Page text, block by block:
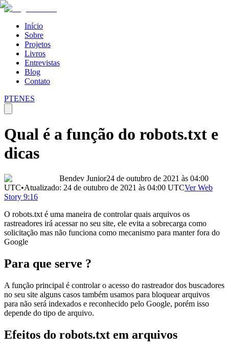
Início
Sobre
Projetos
Livros
Entrevistas
Blog
Contato
PTENES
Qual é a função do robots.txt e
dicas
Bendev Junior24 de outubro de 2021 às 04:00
UTC•Atualizado: 24 de outubro de 2021 às 04:00 UTCVer Web
Story 9:16
O robots.txt é uma maneira de controlar quais arquivos os
rastreadores irá acessar no seu site, ele evita a sobrecarga como
solicitação mas não funciona como mecanismo para manter fora do
Google
Para que serve ?
A função principal é controlar o acesso do rastreador dos buscadores
no seu site alguns casos também usamos para bloquear arquivos
para não será indexados e reconhecido pelo Google, porém isso
depende do tipo de arquivo.
Efeitos do robots.txt em arquivos